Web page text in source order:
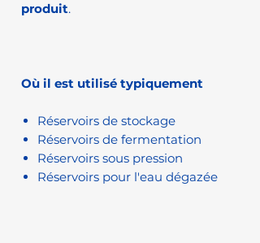
produit.
Où il est utilisé typiquement
Réservoirs de stockage
Réservoirs de fermentation
Réservoirs sous pression
Réservoirs pour l'eau dégazée